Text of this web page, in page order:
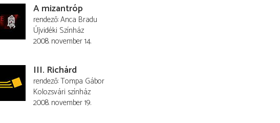
A mizantróp
rendező Anca Bradu
Újvidéki Színház
2008. november 14.
III. Richárd
rendező Tompa Gábor
Kolozsvári színház
2008. november 19.